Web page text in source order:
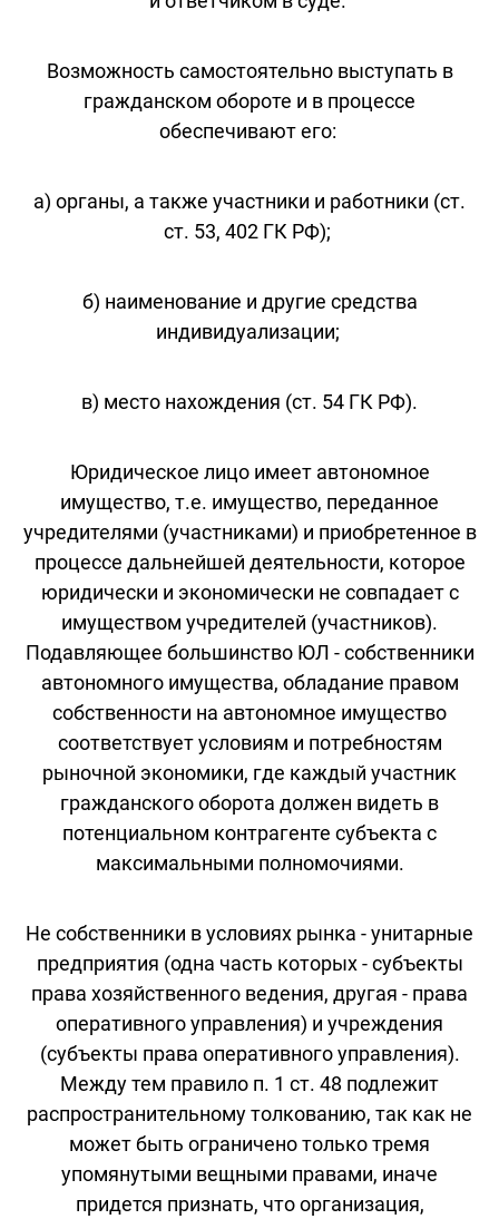
Возможность самостоятельно выступать в
гражданском обороте и в процессе
обеспечивают его:
а) органы, а также участники и работники (ст.
ст. 53, 402 ГК РФ);
б) наименование и другие средства
индивидуализации;
в) место нахождения (ст. 54 ГК РФ).
Юридическое лицо имеет автономное
имущество, т.е. имущество, переданное
учредителями (участниками) и приобретенное в
процессе дальнейшей деятельности, которое
юридически и экономически не совпадает с
имуществом учредителей (участников).
Подавляющее большинство ЮЛ - собственники
автономного имущества, обладание правом
собственности на автономное имущество
соответствует условиям и потребностям
рыночной экономики, где каждый участник
гражданского оборота должен видеть в
потенциальном контрагенте субъекта с
максимальными полномочиями.
Не собственники в условиях рынка - унитарные
предприятия (одна часть которых - субъекты
права хозяйственного ведения, другая - права
оперативного управления) и учреждения
(субъекты права оперативного управления).
Между тем правило п. 1 ст. 48 подлежит
распространительному толкованию, так как не
может быть ограничено только тремя
упомянутыми вещными правами, иначе
придется признать, что организация,